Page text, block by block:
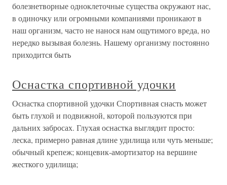
болезнетворные одноклеточные существа окружают нас,
в одиночку или огромными компаниями проникают в
наш организм, часто не нанося нам ощутимого вреда, но
нередко вызывая болезнь. Нашему организму постоянно
приходится быть
Оснастка спортивной удочки
Оснастка спортивной удочки Спортивная снасть может
быть глухой и подвижной, которой пользуются при
дальних забросах. Глухая оснастка выглядит просто:
леска, примерно равная длине удилища или чуть меньше;
обычный крепеж; концевик-амортизатор на вершине
жесткого удилища;